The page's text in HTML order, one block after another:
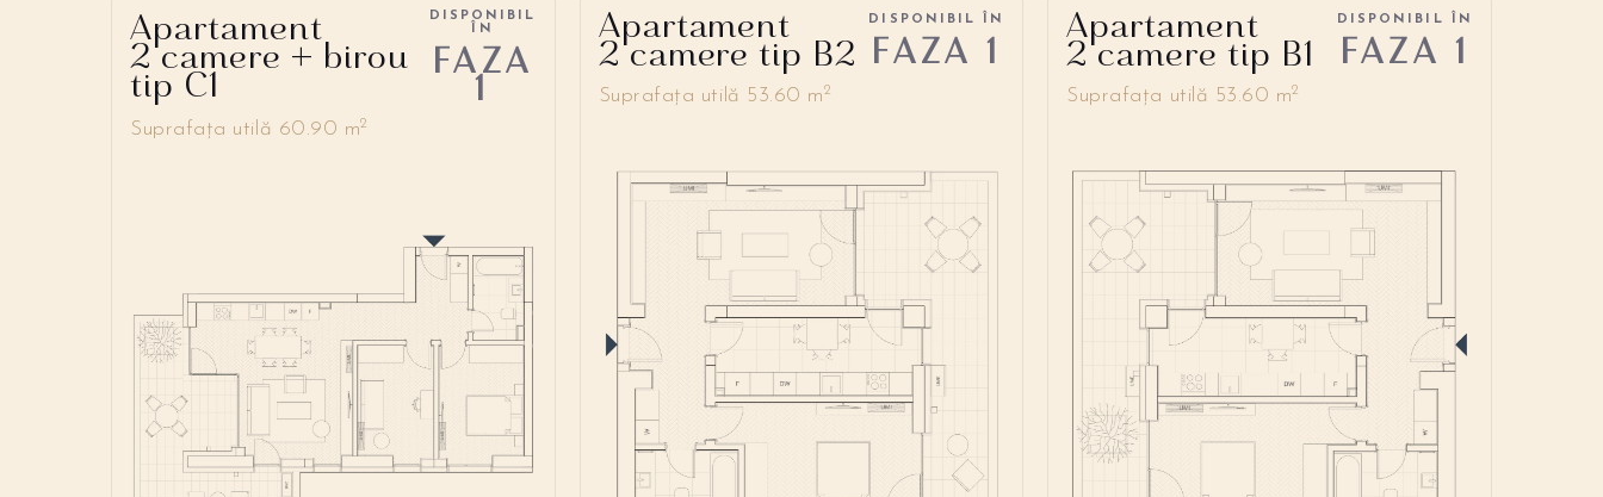
Apartament
2 camere + birou
tip C1
DISPONIBIL
ÎN
FAZA
1
Suprafața utilă 60.90 m2
Apartament
2 camere tip B2
DISPONIBIL ÎN
FAZA 1
Suprafața utilă 53.60 m2
Apartament
2 camere tip B1
DISPONIBIL ÎN
FAZA 1
Suprafața utilă 53.60 m2